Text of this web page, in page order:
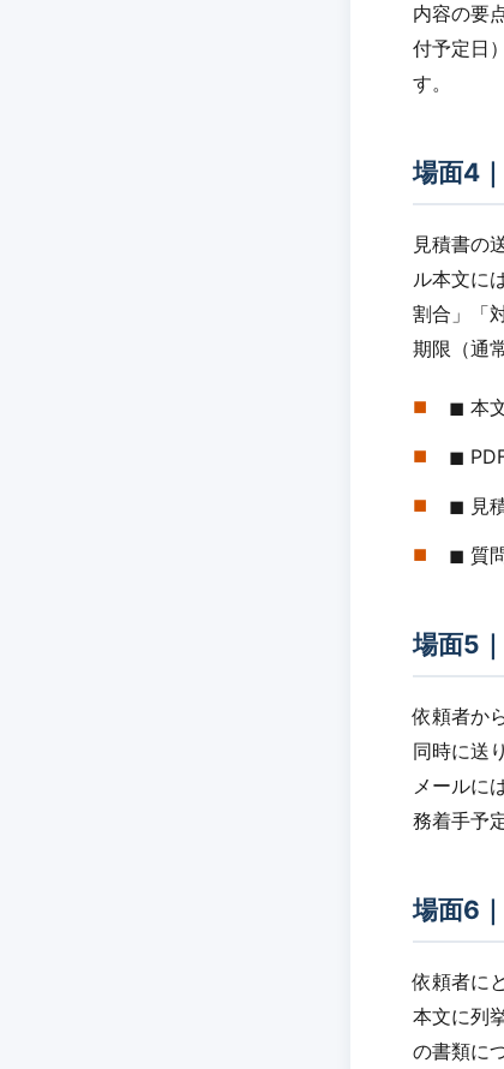
内容の要
付予定日
す。
場面4
見積書の
ル本文に
割合」「
期限（通
◼︎ 本
◼︎
◼︎ 見
◼︎ 質
場面5
依頼者か
同時に送
メールに
務着手予
場面6
依頼者に
本文に列
の書類に